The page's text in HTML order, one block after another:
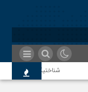
شناختیک| ۸۶ درصد مهاجران حامی ایران در جنگ؛ ۷۵ درصد مهاجران دولت چهاردهم را خیرخواه خود نمی‌دانند